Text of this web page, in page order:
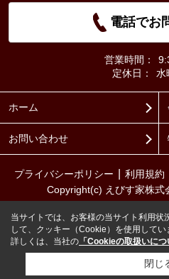
電話でお
営業時間：
定休日：
水
ホーム
お問い合わせ
プライバシーポリシー 利用規約
Copyright(c) えびす家株式
当サイトでは、お客様の当サイト利用状
して、クッキー（Cookie）を使用してい
詳しくは、当社の 「Cookieの取扱いにつ
閉じ